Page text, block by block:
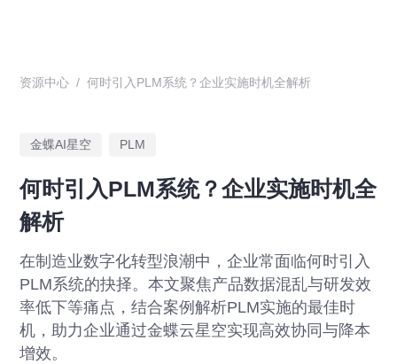
资源中心 / 何时引入PLM系统？企业实施时机全解析
金蝶AI星空 PLM
何时引入PLM系统？企业实施时机全
解析
在制造业数字化转型浪潮中，企业常面临何时引入
PLM系统的抉择。本文聚焦产品数据混乱与研发效
率低下等痛点，结合案例解析PLM实施的最佳时
机，助力企业通过金蝶云星空实现高效协同与降本
增效。